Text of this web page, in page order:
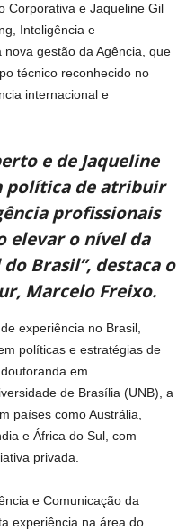
Corporativa e Jaqueline Gil
Inteligência e
gestão da Agência, que
técnico reconhecido no
internacional e
e de Jaqueline
política de atribuir
profissionais
elevar o nível da
Brasil”, destaca o
Marcelo Freixo.
experiência no Brasil,
políticas e estratégias de
em
de Brasília (UNB), a
países como Austrália,
e África do Sul, com
privada.
e Comunicação da
experiência na área do